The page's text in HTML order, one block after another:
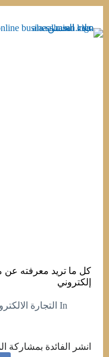
المحتوى
كل ما تريد معرفته عن
إلكتروني
In التجارة
انشر الفائدة بمشاركة